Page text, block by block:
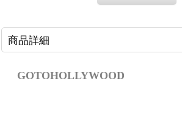
商品詳細
GOTOHOLLYWOOD